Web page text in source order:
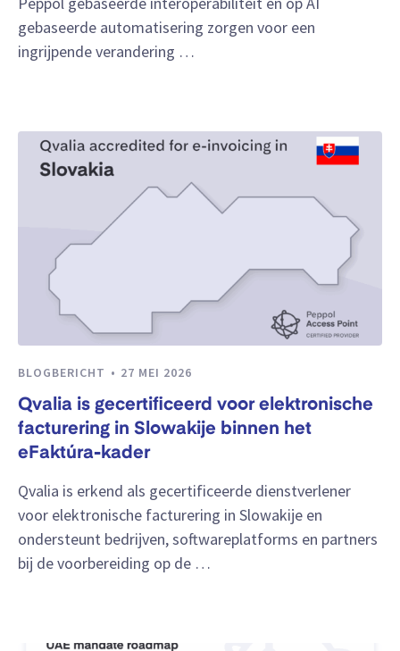
gebaseerde automatisering zorgen voor een
ingrijpende verandering …
BLOGBERICHT 27 MEI 2026
Qvalia is gecertificeerd voor elektronische
facturering in Slowakije binnen het
eFaktúra-kader
Qvalia is erkend als gecertificeerde dienstverlener
voor elektronische facturering in Slowakije en
ondersteunt bedrijven, softwareplatforms en partners
bij de voorbereiding op de …